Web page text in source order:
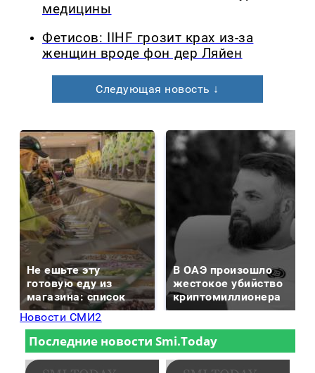
медицины
Фетисов: IIHF грозит крах из-за
женщин вроде фон дер Ляйен
Следующая новость ↓
Не ешьте эту
готовую еду из
магазина: список
В ОАЭ произошло
жестокое убийство
криптомиллионера
Новости СМИ2